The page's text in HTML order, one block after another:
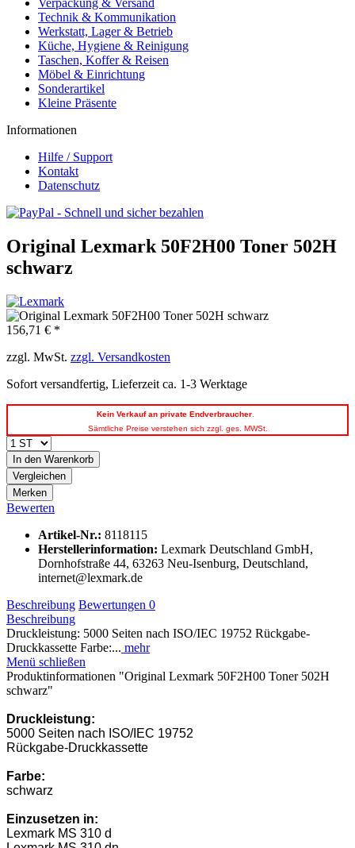
Verpackung & Versand
Technik & Kommunikation
Werkstatt, Lager & Betrieb
Küche, Hygiene & Reinigung
Taschen, Koffer & Reisen
Möbel & Einrichtung
Sonderartikel
Kleine Präsente
Informationen
Hilfe / Support
Kontakt
Datenschutz
Original Lexmark 50F2H00 Toner 502H
schwarz
156,71 € *
zzgl. MwSt. zzgl. Versandkosten
Sofort versandfertig, Lieferzeit ca. 1-3 Werktage
Kein Verkauf an private Endverbraucher.
Sämtliche Preise verstehen sich zzgl. ges. MWSt.
In den Warenkorb
Vergleichen
Merken
Bewerten
Artikel-Nr.: 8118115
Herstellerinformation: Lexmark Deutschland GmbH,
Dornhofstraße 44, 63263 Neu-Isenburg, Deutschland,
internet@lexmark.de
Beschreibung Bewertungen 0
Beschreibung
Druckleistung: 5000 Seiten nach ISO/IEC 19752 Rückgabe-
Druckkassette Farbe:... mehr
Menü schließen
Produktinformationen "Original Lexmark 50F2H00 Toner 502H
schwarz"
Druckleistung:
5000 Seiten nach ISO/IEC 19752
Rückgabe-Druckkassette
Farbe:
schwarz
Einzusetzen in:
Lexmark MS 310 d